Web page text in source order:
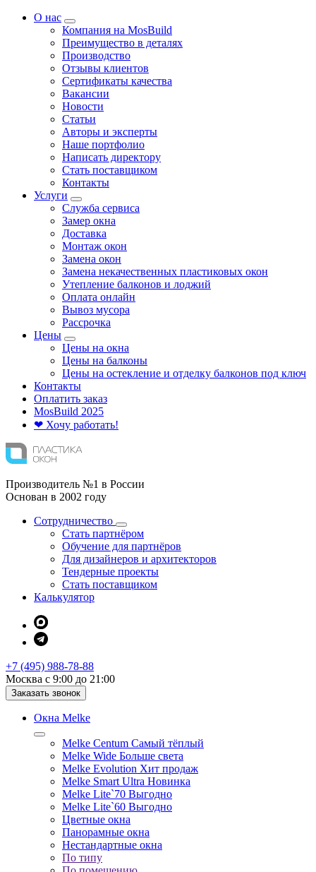
О нас
Компания на MosBuild
Преимущество в деталях
Производство
Отзывы клиентов
Сертификаты качества
Вакансии
Новости
Статьи
Авторы и эксперты
Нашe портфолио
Написать директору
Стать поставщиком
Контакты
Услуги
Служба сервиса
Замер окна
Доставка
Монтаж окон
Замена окон
Замена некачественных пластиковых окон
Утепление балконов и лоджий
Оплата онлайн
Вывоз мусора
Рассрочка
Цены
Цены на окна
Цены на балконы
Цены на остекление и отделку балконов под ключ
Контакты
Оплатить заказ
MosBuild 2025
❤ Хочу работать!
Производитель №1 в России
Основан в 2002 году
Сотрудничество
Стать партнёром
Обучение для партнёров
Для дизайнеров и архитекторов
Тендерные проекты
Стать поставщиком
Калькулятор
+7 (495) 988-78-88
Москва с 9:00 до 21:00
Заказать звонок
Окна Melke
Melke Centum Самый тёплый
Melke Wide Больше света
Melke Evolution Хит продаж
Melke Smart Ultra Новинка
Melke Lite`70 Выгодно
Melke Lite`60 Выгодно
Цветные окна
Панорамные окна
Нестандартные окна
По типу